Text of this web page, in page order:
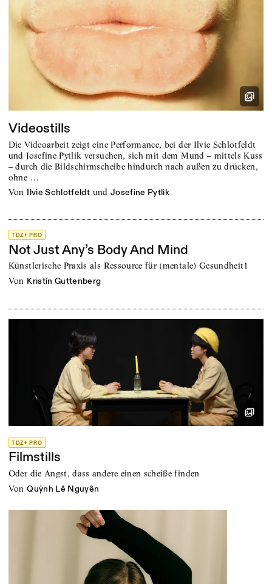
Videostills
Die Videoarbeit zeigt eine Performance, bei der Ilvie Schlotfeldt
und Josefine Pytlik versuchen, sich mit dem Mund – mittels Kuss
– durch die Bildschirmscheibe hindurch nach außen zu drücken,
ohne …
von Ilvie Schlotfeldt und Josefine Pytlik
TDZ+ PRO
Not Just Any’s Body And Mind
Künstlerische Praxis als Ressource für (mentale) Gesundheit1
von Kristín Guttenberg
TDZ+ PRO
Filmstills
Oder die Angst, dass andere einen scheiße finden
von Quỳnh Lê Nguyên